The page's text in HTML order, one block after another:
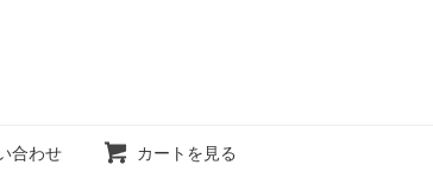
合わせ カートを見る